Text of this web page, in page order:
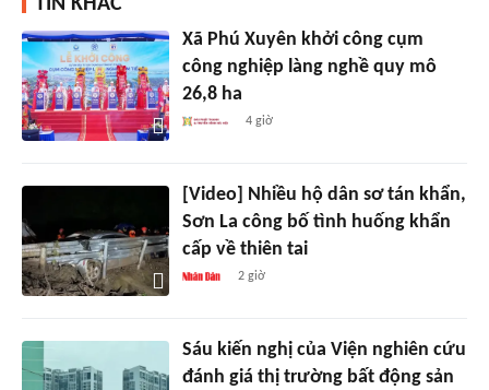
TIN KHÁC
Xã Phú Xuyên khởi công cụm
công nghiệp làng nghề quy mô
26,8 ha
4 giờ
[Video] Nhiều hộ dân sơ tán khẩn,
Sơn La công bố tình huống khẩn
cấp về thiên tai
2 giờ
Sáu kiến nghị của Viện nghiên cứu
đánh giá thị trường bất động sản